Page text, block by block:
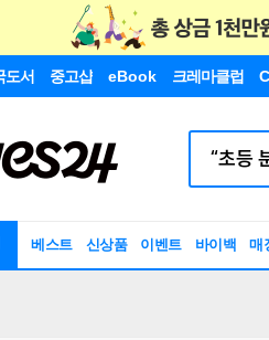
도서 중고샵 eBook 크레마클럽
베스트 신상품 이벤트 바이백 매